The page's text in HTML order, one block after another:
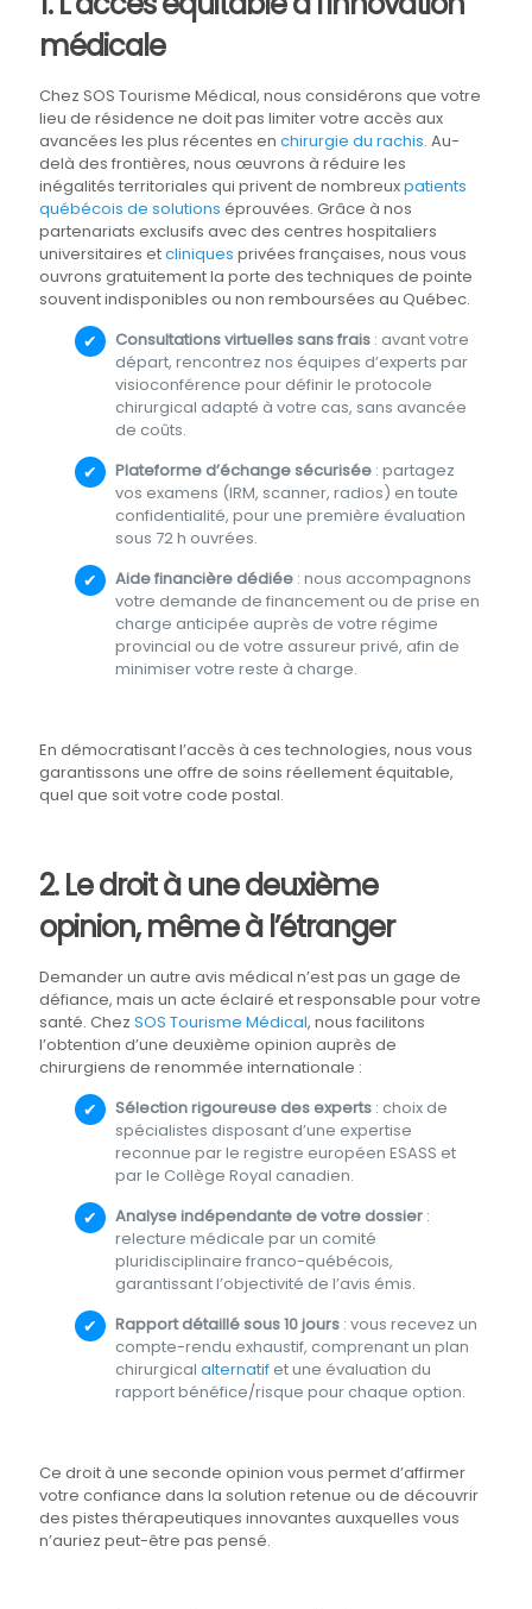
médicale
Chez SOS Tourisme Médical, nous considérons que votre
lieu de résidence ne doit pas limiter votre accès aux
avancées les plus récentes en chirurgie du rachis. Au-
delà des frontières, nous œuvrons à réduire les
inégalités territoriales qui privent de nombreuxpatients
québécois de solutions éprouvées. Grâce à nos
partenariats exclusifs avec des centres hospitaliers
universitaires etcliniques privées françaises, nous vous
ouvrons gratuitement la porte des techniques de pointe
souvent indisponibles ou non remboursées au Québec.
Consultations virtuelles sans frais: avant votre
départ, rencontrez nos équipes d’experts par
visioconférence pour définir le protocole
chirurgical adapté à votre cas, sans avancée
de coûts.
Plateforme d’échange sécurisée: partagez
vos examens (IRM, scanner, radios) en toute
confidentialité, pour une première évaluation
sous 72 h ouvrées.
Aide financière dédiée: nous accompagnons
votre demande de financement ou de prise en
charge anticipée auprès de votre régime
provincial ou de votre assureur privé, afin de
minimiser votre reste à charge.
En démocratisant l’accès à ces technologies, nous vous
garantissons une offre de soins réellement équitable,
quel que soit votre code postal.
2. Le droit à une deuxième
opinion, même à l’étranger
Demander un autre avis médical n’est pas un gage de
défiance, mais un acte éclairé et responsable pour votre
santé. Chez SOS Tourisme Médical, nous facilitons
l’obtention d’une deuxième opinion auprès de
chirurgiens de renommée internationale :
Sélection rigoureuse des experts: choix de
spécialistes disposant d’une expertise
reconnue par le registre européen ESASS et
par le Collège Royal canadien.
Analyse indépendante de votre dossier:
relecture médicale par un comité
pluridisciplinaire franco-québécois,
garantissant l’objectivité de l’avis émis.
Rapport détaillé sous 10 jours: vous recevez un
compte-rendu exhaustif, comprenant un plan
chirurgical alternatifet une évaluation du
rapport bénéfice/risque pour chaque option.
Ce droit à une seconde opinion vous permet d’affirmer
votre confiance dans la solution retenue ou de découvrir
des pistes thérapeutiques innovantes auxquelles vous
n’auriez peut-être pas pensé.